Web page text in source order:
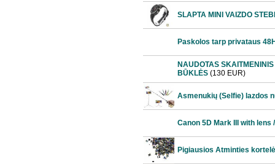
SLAPTA MINI VAIZDO
Paskolos tarp privataus
NAUDOTAS
BŪKLĖS (130 EUR)
Asmenukių (Selfie) lazdos
Canon 5D Mark III with lens
Pigiausios Atminties